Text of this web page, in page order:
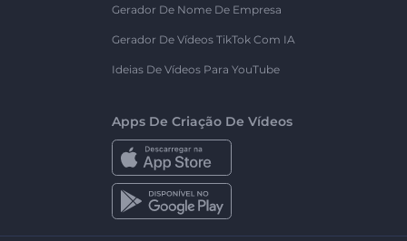
Gerador De Nome De Empresa
Gerador De Vídeos TikTok Com IA
Ideias De Vídeos Para YouTube
Apps De Criação De Vídeos